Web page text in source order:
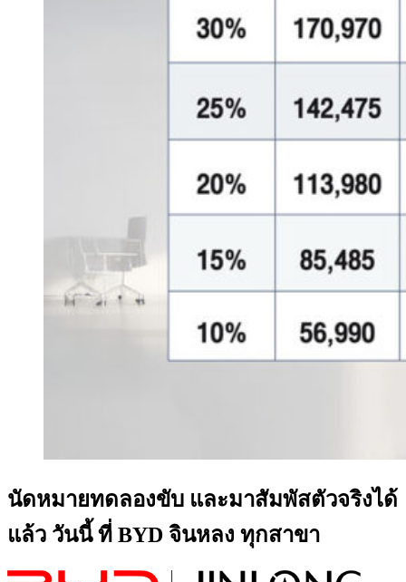
นัดหมายทดลองขับ และมาสัมพัสตัวจริงได้
แล้ว วันนี้ ที่ BYD จินหลง ทุกสาขา